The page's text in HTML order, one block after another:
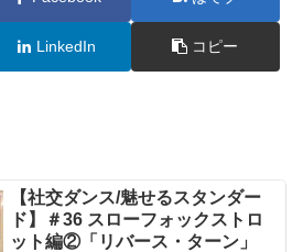
LinkedIn コピー
【社交ダンス/魅せるスタンダー
ド】＃36 スローフォックストロ
ット編②「リバース・ターン」